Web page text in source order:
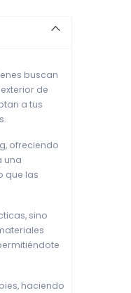
buscan
de
a tus
ofreciendo
una
que las
sino
haciendo